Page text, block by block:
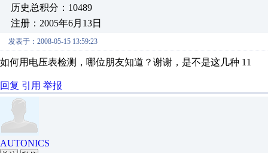
历史总积分：10489
注册：2005年6月13日
发表于：2008-05-15 13:59:23
如何用电压表检测，哪位朋友知道？谢谢，是不是这几种 11
回复 引用 举报
AUTONICS